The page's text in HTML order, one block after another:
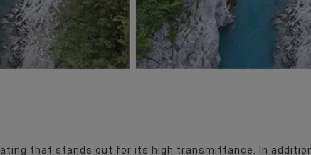
that stands out for its high transmittance. In